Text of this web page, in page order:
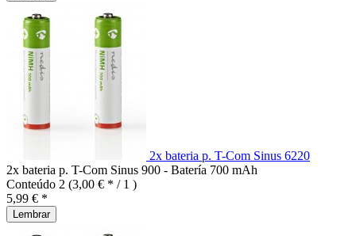
2x bateria p. T-Com Sinus 6220
2x bateria p. T-Com Sinus 900 - Batería 700 mAh
Conteúdo 2 (3,00 € * / 1 )
5,99 € *
Lembrar